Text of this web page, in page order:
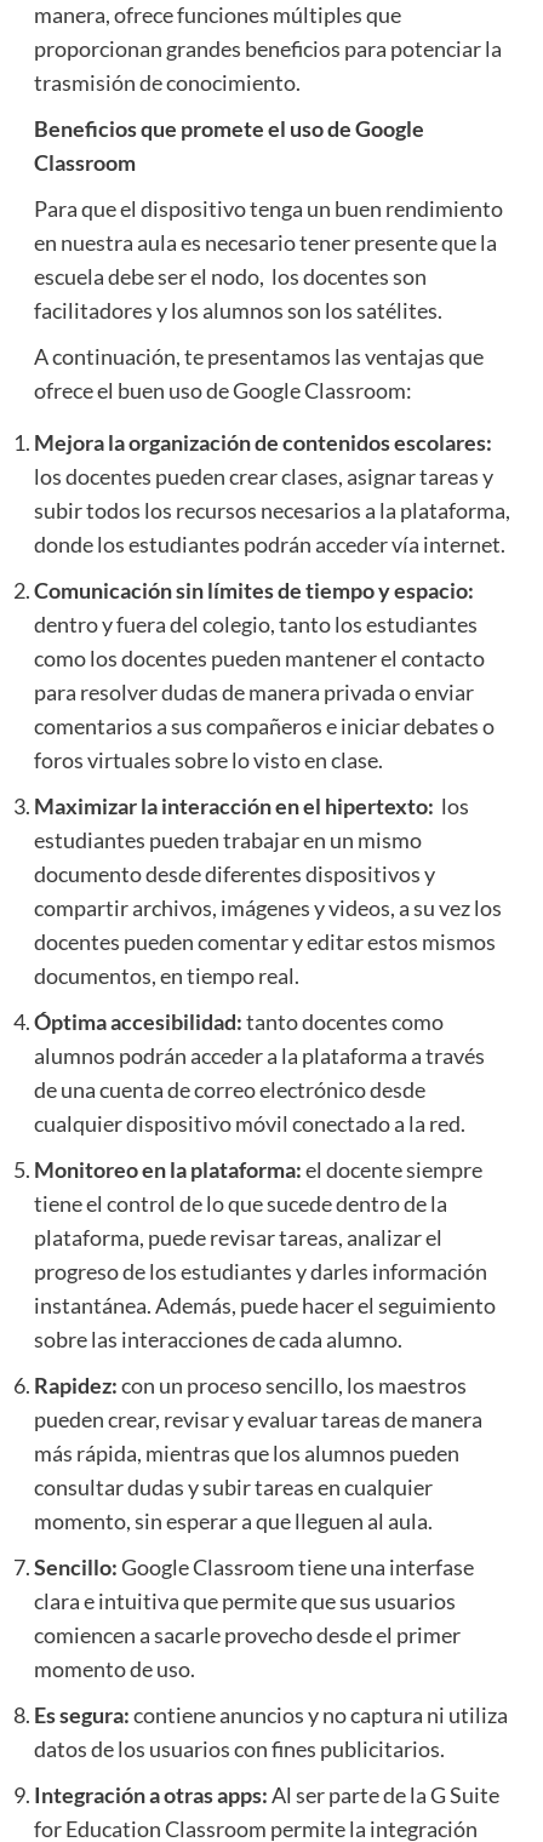
manera, ofrece funciones múltiples que
proporcionan grandes beneficios para potenciar la
trasmisión de conocimiento.
Beneficios que promete el uso de Google
Classroom
Para que el dispositivo tenga un buen rendimiento
en nuestra aula es necesario tener presente que la
escuela debe ser el nodo, los docentes son
facilitadores y los alumnos son los satélites.
A continuación, te presentamos las ventajas que
ofrece el buen uso de Google Classroom:
Mejora la organización de contenidos escolares:
los docentes pueden crear clases, asignar tareas y
subir todos los recursos necesarios a la plataforma,
donde los estudiantes podrán acceder vía internet.
Comunicación sin límites de tiempo y espacio:
dentro y fuera del colegio, tanto los estudiantes
como los docentes pueden mantener el contacto
para resolver dudas de manera privada o enviar
comentarios a sus compañeros e iniciar debates o
foros virtuales sobre lo visto en clase.
Maximizar la interacción en el hipertexto: los
estudiantes pueden trabajar en un mismo
documento desde diferentes dispositivos y
compartir archivos, imágenes y videos, a su vez los
docentes pueden comentar y editar estos mismos
documentos, en tiempo real.
Óptima accesibilidad:tanto docentes como
alumnos podrán acceder a la plataforma a través
de una cuenta de correo electrónico desde
cualquier dispositivo móvil conectado a la red.
Monitoreo en la plataforma:el docente siempre
tiene el control de lo que sucede dentro de la
plataforma, puede revisar tareas, analizar el
progreso de los estudiantes y darles información
instantánea. Además, puede hacer el seguimiento
sobre las interacciones de cada alumno.
Rapidez:con un proceso sencillo, los maestros
pueden crear, revisar y evaluar tareas de manera
más rápida, mientras que los alumnos pueden
consultar dudas y subir tareas en cualquier
momento, sin esperar a que lleguen al aula.
Sencillo:Google Classroom tiene una interfase
clara e intuitiva que permite que sus usuarios
comiencen a sacarle provecho desde el primer
momento de uso.
Es segura:contiene anuncios y no captura ni utiliza
datos de los usuarios con fines publicitarios.
Integración a otras apps:Al ser parte de la G Suite
for Education Classroom permite la integración